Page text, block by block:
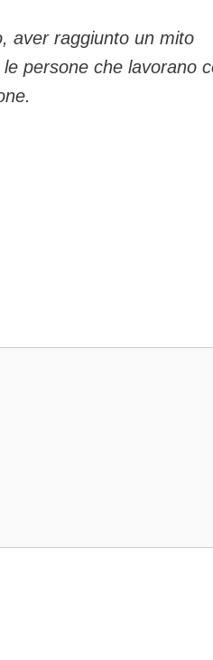
aver raggiunto un mito
persone che lavorano